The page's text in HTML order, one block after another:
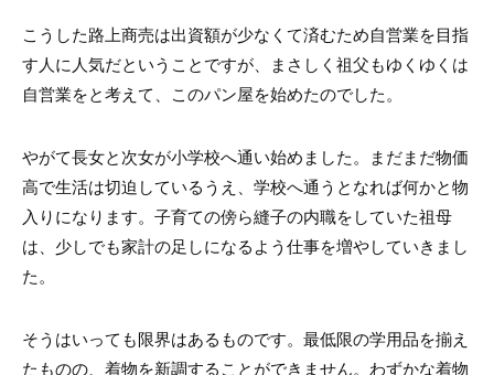
こうした路上商売は出資額が少なくて済むため自営業を目指
す人に人気だということですが、まさしく祖父もゆくゆくは
自営業をと考えて、このパン屋を始めたのでした。
やがて長女と次女が小学校へ通い始めました。まだまだ物価
高で生活は切迫しているうえ、学校へ通うとなれば何かと物
入りになります。子育ての傍ら縫子の内職をしていた祖母
は、少しでも家計の足しになるよう仕事を増やしていきまし
た。
そうはいっても限界はあるものです。最低限の学用品を揃え
たものの、着物を新調することができません。わずかな着物